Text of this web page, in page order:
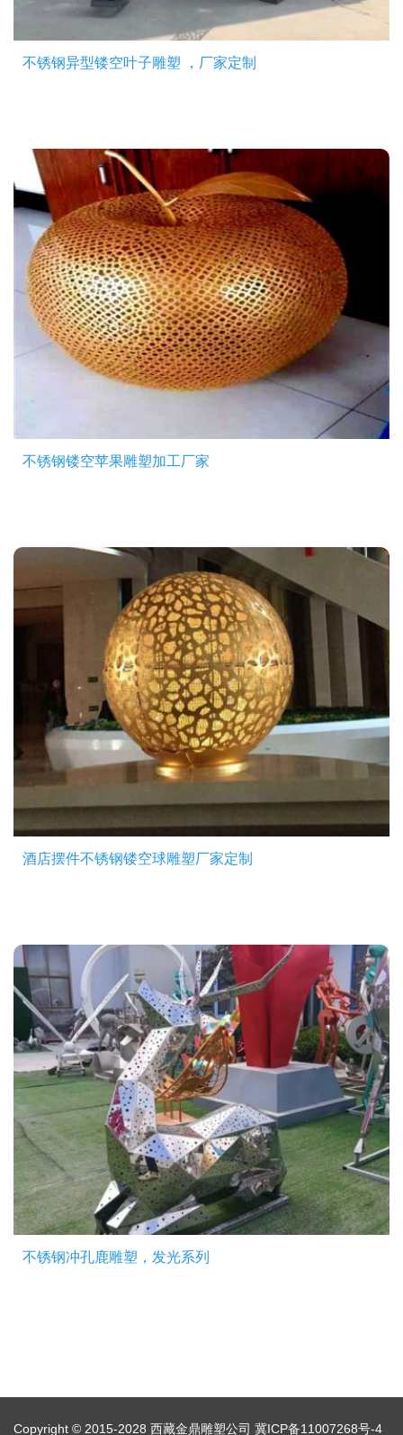
不锈钢异型镂空叶子雕塑 ，厂家定制
不锈钢镂空苹果雕塑加工厂家
酒店摆件不锈钢镂空球雕塑厂家定制
不锈钢冲孔鹿雕塑，发光系列
Copyright © 2015-2028 西藏金鼎雕塑公司 冀ICP备11007268号-4